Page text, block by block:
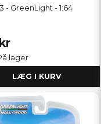
- GreenLight - 1:64
lager
LÆG I KURV